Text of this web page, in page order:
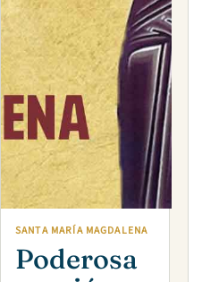
SANTA MARÍA MAGDALENA
Poderosa